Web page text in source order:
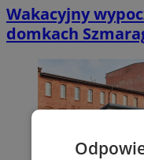
Wakacyjny
domkach